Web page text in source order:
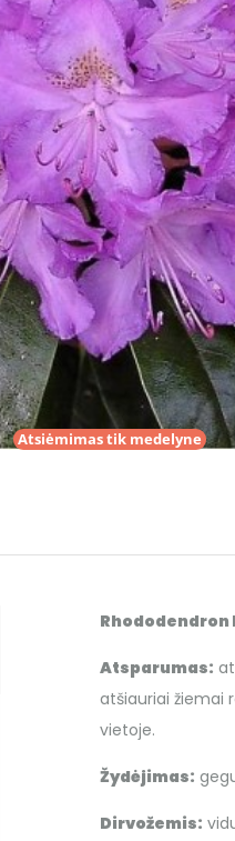
Atsiėmimas tik medelyne
Rhododendron
Atsparumas:
atšiauriai žiemai
vietoje.
Žydėjimas:
Dirvožemis: